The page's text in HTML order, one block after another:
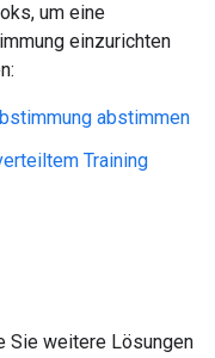
um eine
einzurichten
abstimmen
Training
Sie weitere Lösungen